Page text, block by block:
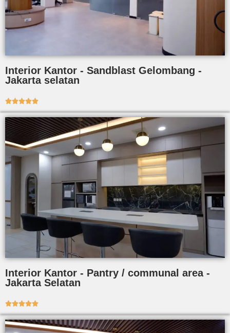
Interior Kantor - Sandblast Gelombang -
Jakarta selatan

Interior Kantor - Pantry / communal area -
Jakarta Selatan
